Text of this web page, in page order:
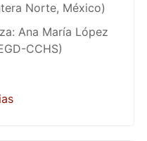
Norte, México)
Ana María López
CCHS)